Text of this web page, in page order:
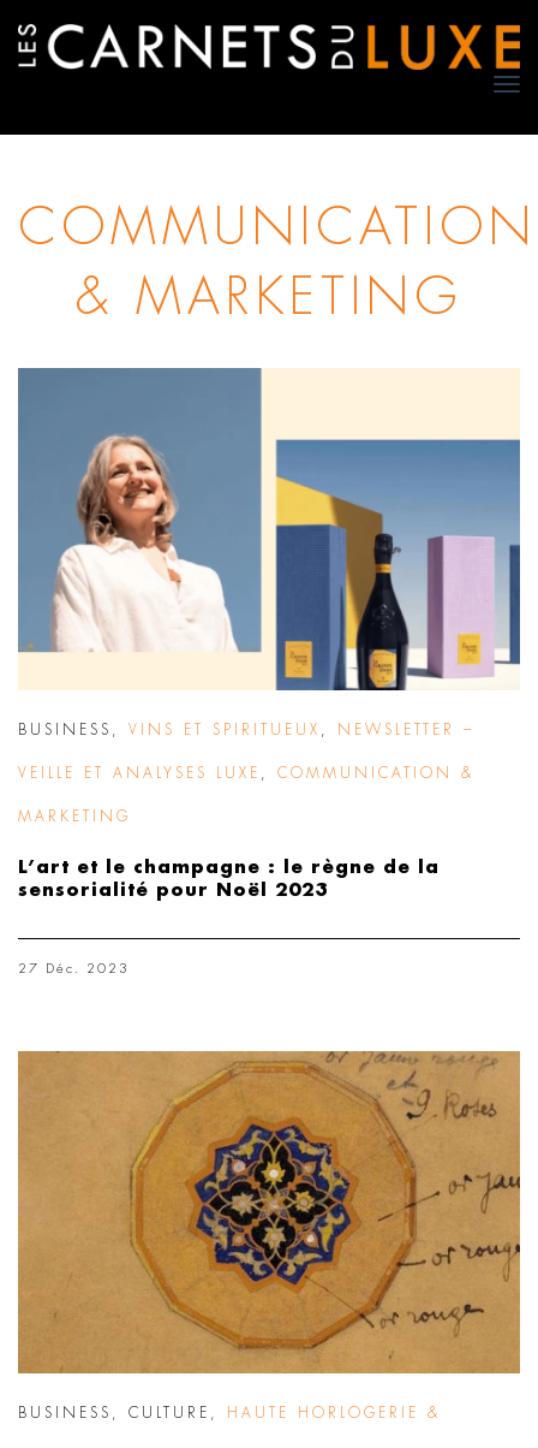
COMMUNICATION
& MARKETING
BUSINESS VINS ET SPIRITUEUX NEWSLETTER –
VEILLE ET ANALYSES LUXE COMMUNICATION &
MARKETING
L’art et le champagne : le règne de la
sensorialité pour Noël 2023
27 Déc. 2023
BUSINESS CULTURE HAUTE HORLOGERIE &